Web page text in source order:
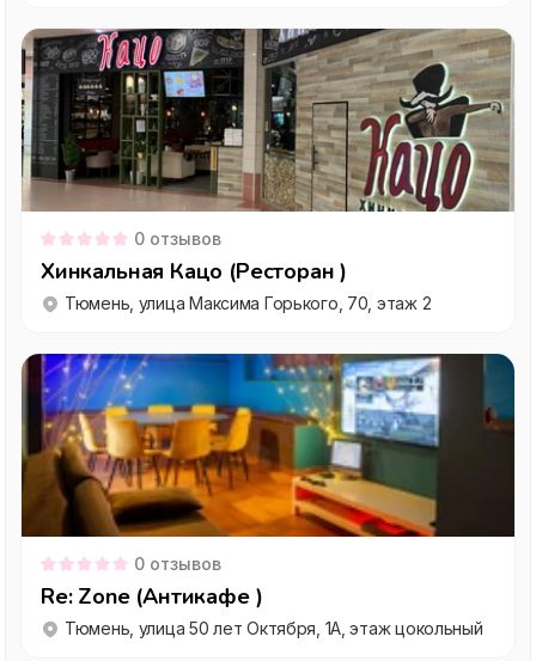
0 отзывов
Хинкальная Кацо (Ресторан )
Тюмень, улица Максима Горького, 70, этаж 2
0 отзывов
Re: Zone (Антикафе )
Тюмень, улица 50 лет Октября, 1А, этаж цокольный